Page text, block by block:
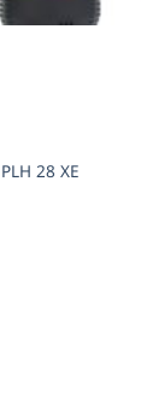
28 XE